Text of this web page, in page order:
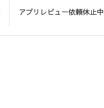
アプリレビュー依頼休止中